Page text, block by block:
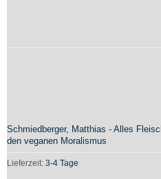
Schmiedberger, Matthias - Alles
den veganen Moralismus
Lieferzeit: 3-4 Tage